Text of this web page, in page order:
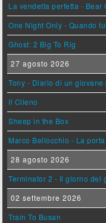
La vendetta perfetta - Bear
One Night Only - Quando
Ghost: 2 Big To Rig
27 agosto 2026
Tony - Diario di un giovane
Il Cileno
Sheep in the Box
Marco Bellocchio - La
28 agosto 2026
Terminator 2 - Il giorno del
02 settembre 2026
Train To Busan